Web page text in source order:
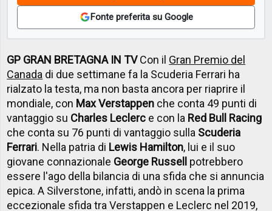
Fonte preferita su Google
GP GRAN BRETAGNA IN TVCon il Gran Premio del
Canada di due settimane fa la Scuderia Ferrari ha
rialzato la testa, ma non basta ancora per riaprire il
mondiale, con Max Verstappen che conta 49 punti di
vantaggio su Charles Leclerc e con la Red Bull Racing
che conta su 76 punti di vantaggio sulla Scuderia
Ferrari. Nella patria di Lewis Hamilton, lui e il suo
giovane connazionale George Russell
potrebbero
essere l'ago della bilancia di una sfida che si annuncia
epica. A Silverstone, infatti, andò in scena la prima
eccezionale sfida tra Verstappen e Leclerc nel 2019,